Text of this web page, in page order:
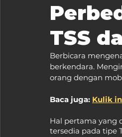
TSS
Berbicara
berkendara.
orang dengan
Baca juga: Kulik
Hal pertama yang
tersedia pada tipe